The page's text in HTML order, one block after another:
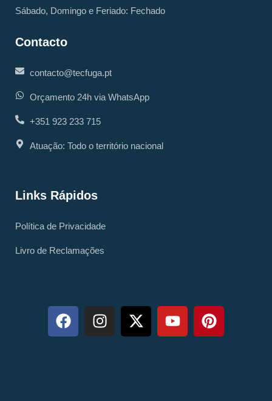
Sábado, Domingo e Feriado: Fechado
Contacto
contacto@tecfuga.pt
Orçamento 24h via WhatsApp
+351 923 233 715
Atuação: Todo o território nacional
Links Rápidos
Política de Privacidade
Livro de Reclamações